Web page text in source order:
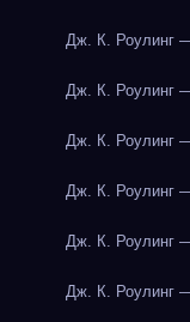
Дж. К. Роулинг
Дж. К. Роулинг
Дж. К. Роулинг
Дж. К. Роулинг
Дж. К. Роулинг
Дж. К. Роулинг